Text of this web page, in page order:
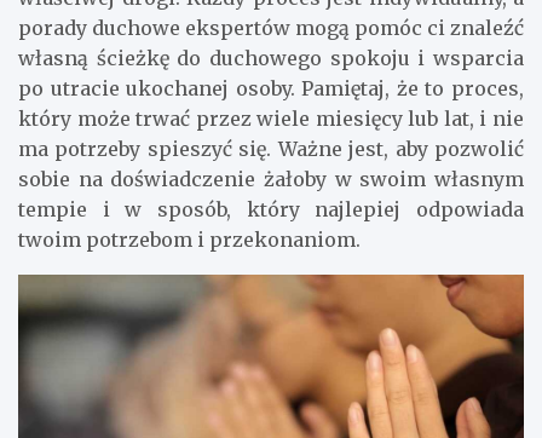
porady duchowe ekspertów mogą pomóc ci znaleźć
własną ścieżkę do duchowego spokoju i wsparcia
po utracie ukochanej osoby. Pamiętaj, że to proces,
który może trwać przez wiele miesięcy lub lat, i nie
ma potrzeby spieszyć się. Ważne jest, aby pozwolić
sobie na doświadczenie żałoby w swoim własnym
tempie i w sposób, który najlepiej odpowiada
twoim potrzebom i przekonaniom.